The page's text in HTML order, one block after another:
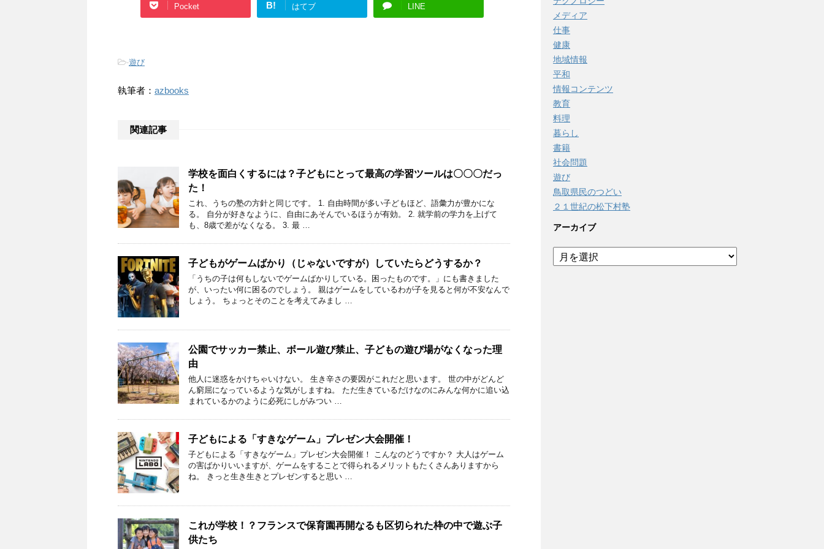
Pocket B! はてブ LINE
-遊び
執筆者： azbooks
関連記事
学校を面白くするには？子どもにとって最高の学習ツールは〇〇〇だっ
た！
これ、うちの塾の方針と同じです。 1. 自由時間が多い子どもほど、語彙力が豊かにな
る。 自分が好きなように、自由にあそんでいるほうが有効。 2. 就学前の学力を上げて
も、8歳で差がなくなる。 3. 最 …
子どもがゲームばかり（じゃないですが）していたらどうするか？
「うちの子は何もしないでゲームばかりしている。困ったものです。」にも書きました
が、いったい何に困るのでしょう。 親はゲームをしているわが子を見ると何が不安なんで
しょう。 ちょっとそのことを考えてみまし …
公園でサッカー禁止、ボール遊び禁止、子どもの遊び場がなくなった理
由
他人に迷惑をかけちゃいけない。 生き辛さの要因がこれだと思います。 世の中がどんど
ん窮屈になっているような気がしますね。 ただ生きているだけなのにみんな何かに追い込
まれているかのように必死にしがみつい …
子どもによる「すきなゲーム」プレゼン大会開催！
子どもによる「すきなゲーム」プレゼン大会開催！ こんなのどうですか？ 大人はゲーム
の害ばかりいいますが、ゲームをすることで得られるメリットもたくさんありますから
ね。 きっと生き生きとプレゼンすると思い …
これが学校！？フランスで保育園再開なるも区切られた枠の中で遊ぶ子
供たち
メディア
仕事
健康
地域情報
平和
情報コンテンツ
教育
料理
暮らし
書籍
社会問題
遊び
鳥取県民のつどい
２１世紀の松下村塾
アーカイブ
ア
ー